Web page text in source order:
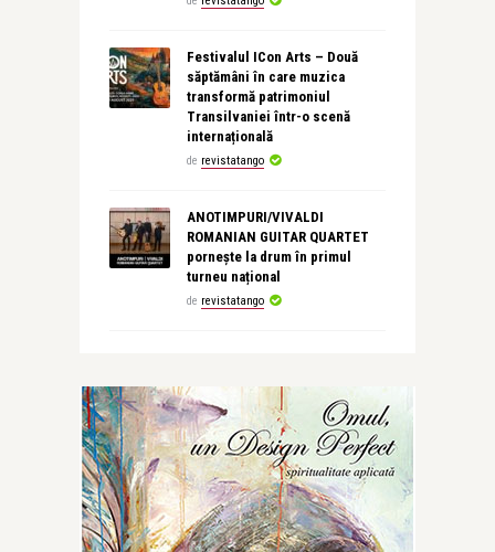
Festivalul ICon Arts – Două
săptămâni în care muzica
transformă patrimoniul
Transilvaniei într-o scenă
internațională
de revistatango
ANOTIMPURI/VIVALDI
ROMANIAN GUITAR QUARTET
pornește la drum în primul
turneu național
de revistatango